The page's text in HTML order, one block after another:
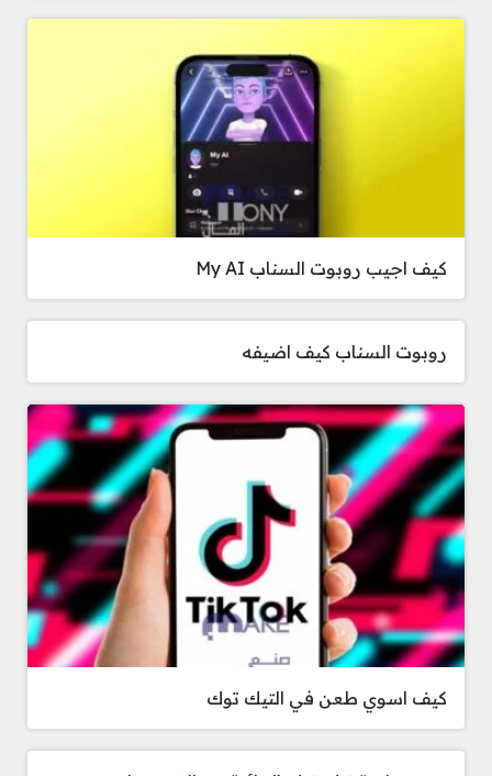
كيف اجيب روبوت السناب My AI
روبوت السناب كيف اضيفه
كيف اسوي طعن في التيك توك